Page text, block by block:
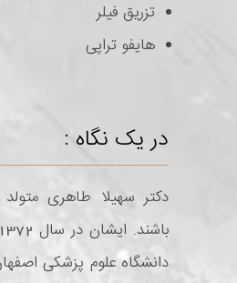
تزریق فیلر
هایفو تراپی
در یک نگاه :
دانشگاه علوم پزشکی